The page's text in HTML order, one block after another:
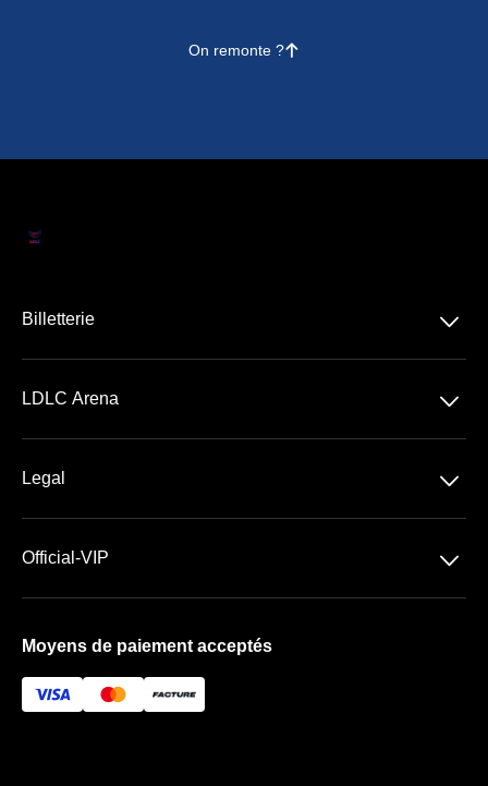
On remonte ?􀄨
Billetterie 􀆈
Sports
LDLC Arena 􀆈
Premium | Les Terrasses
Legal 􀆈
Official-VIP 􀆈
FAQ
Moyens de paiement acceptés